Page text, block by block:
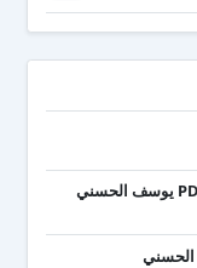
تحميل كتاب عقدك النفسية سجنك الأبدي PDF يوسف الحسني